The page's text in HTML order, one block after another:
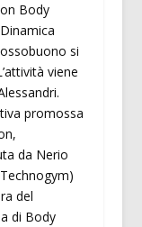
Body
si
viene
promossa
da Nerio
del
di Body